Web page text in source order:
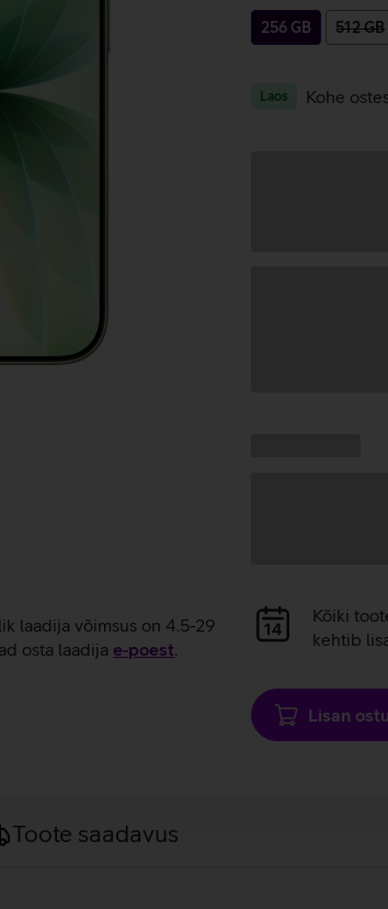
laadija võimsus on 4.5-29
osta laadija e‑poest.
256 GB 512 GB
Laos Kohe
Andmete
laadimine
Kõiki
kehtib
Lisan
Toote saadavus